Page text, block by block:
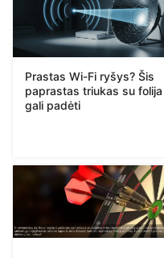
Prastas Wi-Fi ryšys? Šis
paprastas triukas su folija
gali padėti